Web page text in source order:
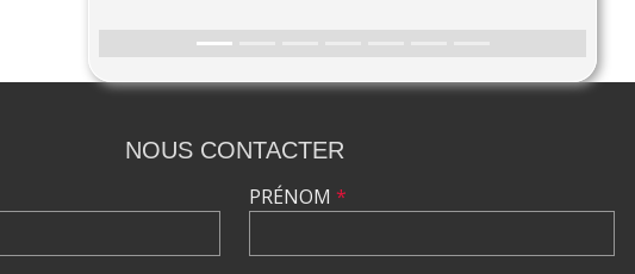
NOUS CONTACTER
PRÉNOM *